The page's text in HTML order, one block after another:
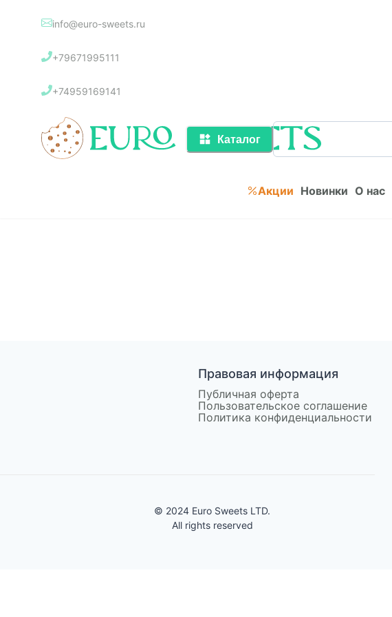
info@euro-sweets.ru
+79671995111
+74959169141
Каталог
Акции Новинки О нас
Правовая информация
Публичная оферта
Пользовательское соглашение
Политика конфиденциальности
© 2024 Euro Sweets LTD.
All rights reserved